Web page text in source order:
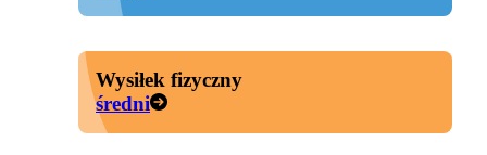
Wysiłek fizyczny
średni